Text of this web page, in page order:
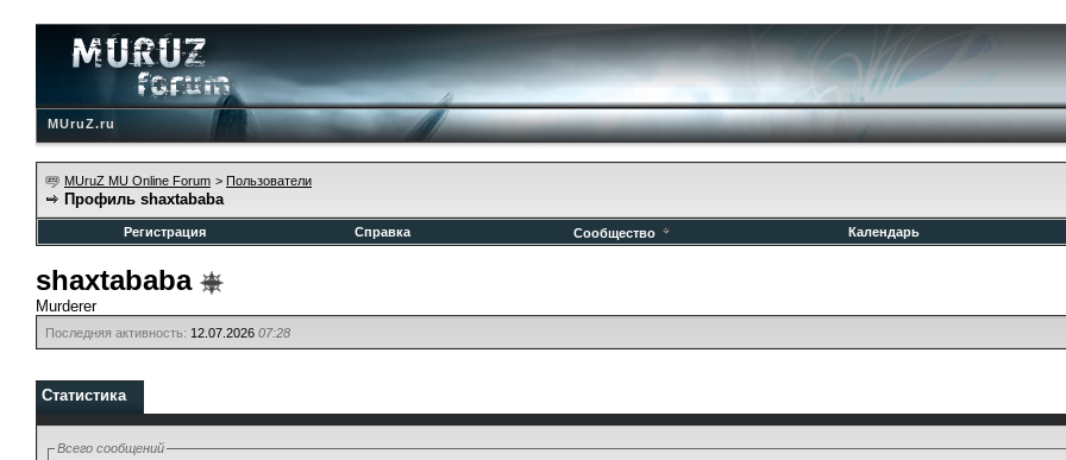
MUruZ.ru
MUruZ MU Online Forum > Пользователи
Профиль shaxtababa
Регистрация
Справка Сообщество Календарь
shaxtababa
Murderer
Последняя активность: 12.07.2026 07:28
Статистика
Всего сообщений